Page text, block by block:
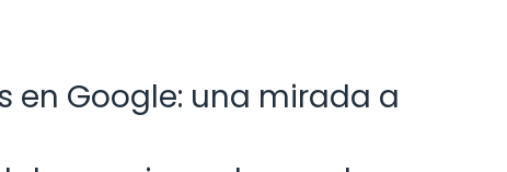
en Google: una mirada a